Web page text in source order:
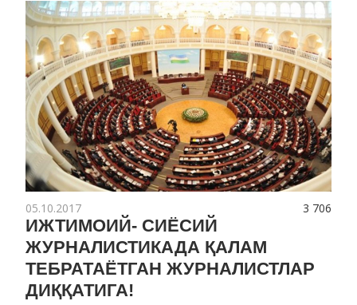
3 706
05.10.2017
ИЖТИМОИЙ- СИЁСИЙ
ЖУРНАЛИСТИКАДА ҚАЛАМ
ТЕБРАТАЁТГАН ЖУРНАЛИСТЛАР
ДИҚҚАТИГА!